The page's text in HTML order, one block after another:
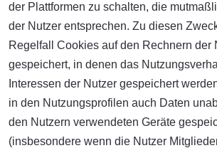
der Plattformen zu schalten, die
der Nutzer entsprechen. Zu diesen
Regelfall Cookies auf den Rechnern der
gespeichert, in denen das
Interessen der Nutzer gespeichert
in den Nutzungsprofilen auch Daten
den Nutzern verwendeten Geräte
(insbesondere wenn die Nutzer